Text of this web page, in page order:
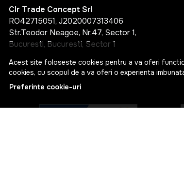
Acest site foloseste cookies pentru a va oferi
cookies, cu scopul de a va oferi o experienta
Preferinte cookie-uri
Clr Trade Concept Srl
RO42715051, J2020007313406
Str.Teodor Neagoe, Nr.47, Sector 1,
Bucuresti, Bucuresti, Sector 1